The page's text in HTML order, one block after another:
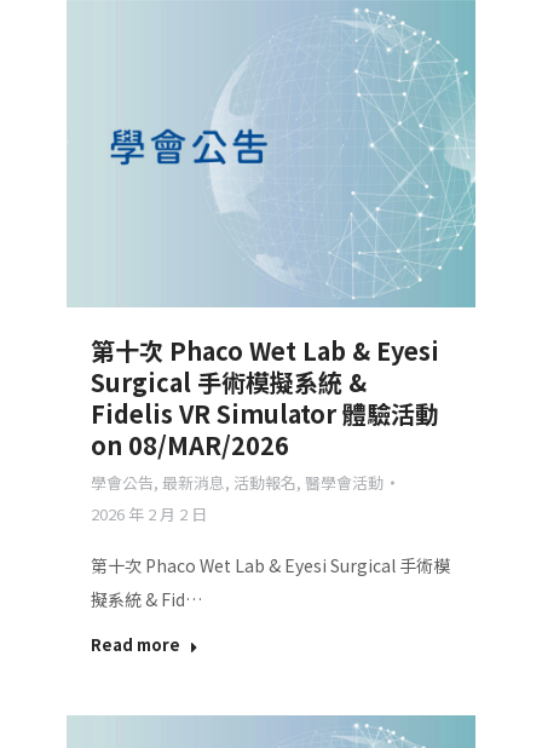
第十次 Phaco Wet Lab & Eyesi
Surgical 手術模擬系統 &
Fidelis VR Simulator 體驗活動
on 08/MAR/2026
學會公告, 最新消息, 活動報名, 醫學會活動
2026 年 2 月 2 日
第十次 Phaco Wet Lab & Eyesi Surgical 手術模
擬系統 & Fid…
Read more